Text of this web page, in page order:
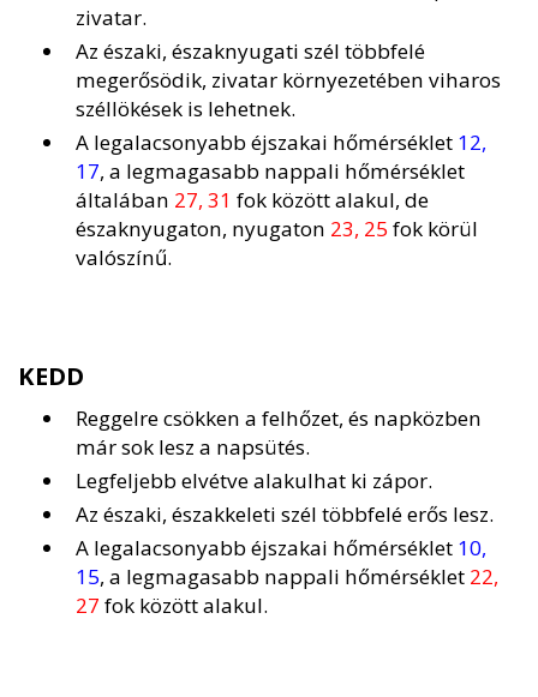
zivatar.
Az északi, északnyugati szél többfelé
megerősödik, zivatar környezetében viharos
széllökések is lehetnek.
A legalacsonyabb éjszakai hőmérséklet 12,
17, a legmagasabb nappali hőmérséklet
általában 27, 31 fok között alakul, de
északnyugaton, nyugaton 23, 25 fok körül
valószínű.
KEDD
Reggelre csökken a felhőzet, és napközben
már sok lesz a napsütés.
Legfeljebb elvétve alakulhat ki zápor.
Az északi, északkeleti szél többfelé erős lesz.
A legalacsonyabb éjszakai hőmérséklet 10,
15, a legmagasabb nappali hőmérséklet 22,
27 fok között alakul.